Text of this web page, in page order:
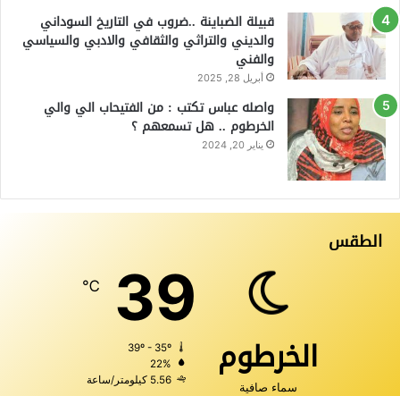
قبيلة الضباينة ..ضروب في التاريخ السوداني
والديني والتراثي والثقافي والادبي والسياسي
والفني
أبريل 28, 2025
واصله عباس تكتب : من الفتيحاب الي والي
الخرطوم .. هل تسمعهم ؟
يناير 20, 2024
الطقس
الخرطوم
سماء صافية
39
℃
22%
5.56 كيلومتر/ساعة